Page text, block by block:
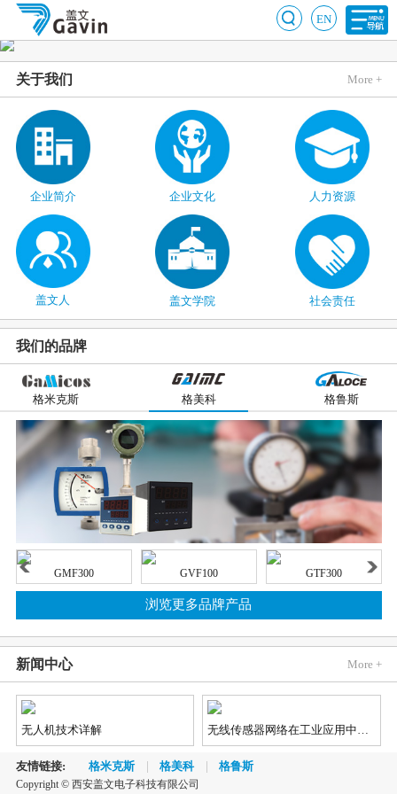
EN
关于我们 More +
企业简介 企业文化 人力资源
盖文人 盖文学院 社会责任
我们的品牌
格米克斯 格美科 格鲁斯
GMF300 GVF100 GTF300
浏览更多品牌产品
新闻中心 More +
无人机技术详解 无线传感器网络在工业应用中的发展趋势
2018《蓝牙市场最新资讯》
友情链接: 格米克斯 格美科 格鲁斯
Copyright © 西安盖文电子科技有限公司